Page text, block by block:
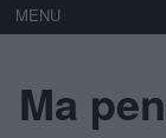
MENU
Ma